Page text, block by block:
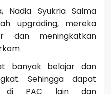
Nadia Syukria Salma
upgrading, mereka
dan meningkatkan
banyak belajar dan
Sehingga dapat
di PAC lain dan